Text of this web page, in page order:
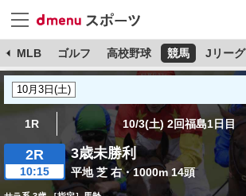
MLB ゴルフ 高校野球 競馬 Jリーグ
1R 10/3(土) 2回福島1日目
2R
10:15
3歳未勝利
平地 芝 右・1000m 14頭